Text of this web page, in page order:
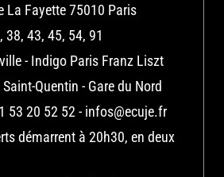
La Fayette 75010 Paris
38, 43, 45, 54, 91
- Indigo Paris Franz Liszt
Quentin - Gare du Nord
53 20 52 52 - infos@ecuje.fr
démarrent à 20h30, en deux